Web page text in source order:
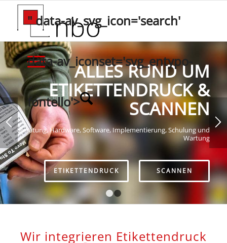
" data-av_svg_icon='search'
data-av_iconset='svg_entypo-
fontello'>
ALLES RUND UM
ETIKETTENDRUCK &
SCANNEN
Beratung, Hardware, Software, Implementierung, Schulung und
Wartung
ETIKETTENDRUCK SCANNEN
Wir integrieren Etikettendruck